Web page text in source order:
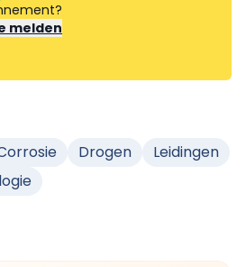
melden
Drogen
Leidingen